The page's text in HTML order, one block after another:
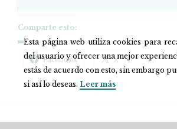
Comparte esto:
Facebook X
Esta página web utiliza cookies para
del usuario y ofrecer una mejor
estás de acuerdo con esto, sin embargo
si así lo deseas. Leer más